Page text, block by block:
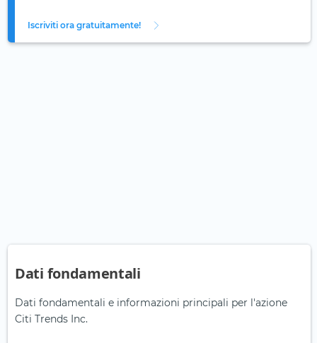
Iscriviti ora gratuitamente!
Dati fondamentali
Dati fondamentali e informazioni principali per l'azione
Citi Trends Inc.